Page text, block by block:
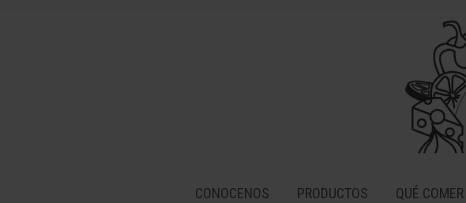
CONOCENOS PRODUCTOS QUÉ COMER